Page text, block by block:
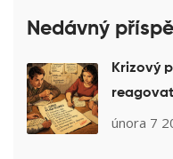
Nedávný
Krizový
února 7